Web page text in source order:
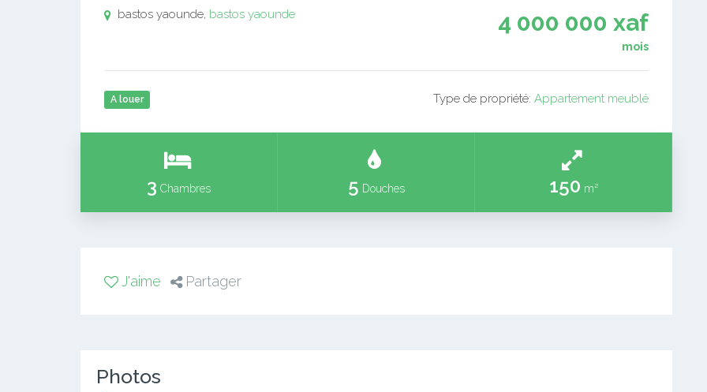
4 000 000 xaf
mois
bastos yaounde, bastos yaounde
A louer Type de propriété: Appartement meublé
3 Chambres 5 Douches 150 m²
J'aime Partager
Photos